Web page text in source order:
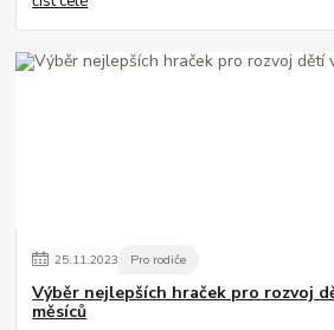
25.11.2023 Pro rodiče
Výběr nejlepších hraček pro rozvoj
měsíců